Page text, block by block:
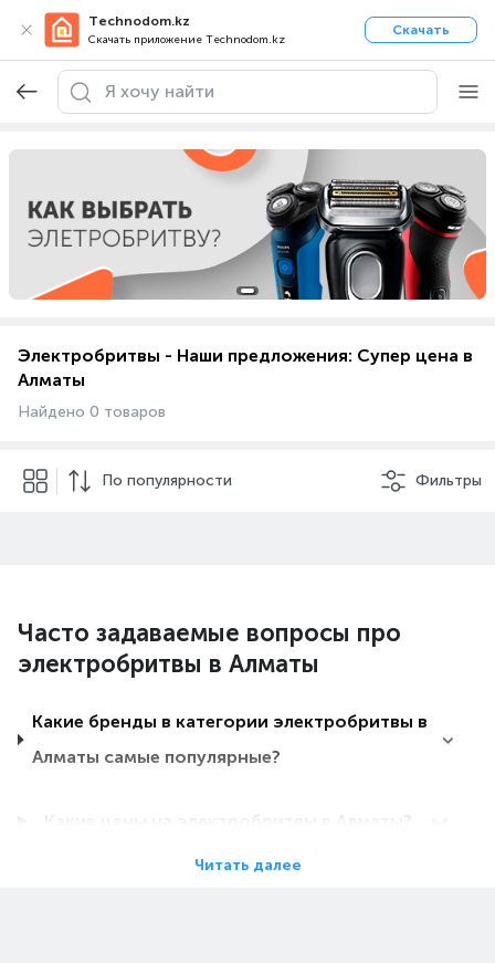
Technodom.kz
Скачать приложение Technodom.kz
Скачать
Электробритвы - Наши предложения: Супер цена в
Алматы
Найдено 0 товаров
По популярности Фильтры
Часто задаваемые вопросы про
электробритвы в Алматы
Какие бренды в категории электробритвы в
Алматы самые популярные?
Какие цены на электробритвы в Алматы?
Читать далее